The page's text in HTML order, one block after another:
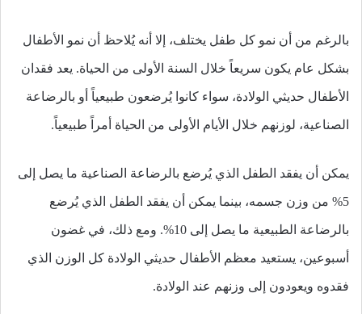
بالرغم من أن نمو كل طفل يختلف، إلا أنه يُلاحظ أن نمو الأطفال
بشكل عام يكون سريعاً خلال السنة الأولى من الحياة. يعد فقدان
الأطفال حديثي الولادة، سواء كانوا يُرضعون طبيعياً أو بالرضاعة
الصناعية، لوزنهم خلال الأيام الأولى من الحياة أمراً طبيعياً.
يمكن أن يفقد الطفل الذي يُرضع بالرضاعة الصناعية ما يصل إلى
5% من وزن جسمه، بينما يمكن أن يفقد الطفل الذي يُرضع
بالرضاعة الطبيعية ما يصل إلى 10%. ومع ذلك، في غضون
أسبوعين، يستعيد معظم الأطفال حديثي الولادة كل الوزن الذي
فقدوه ويعودون إلى وزنهم عند الولادة.